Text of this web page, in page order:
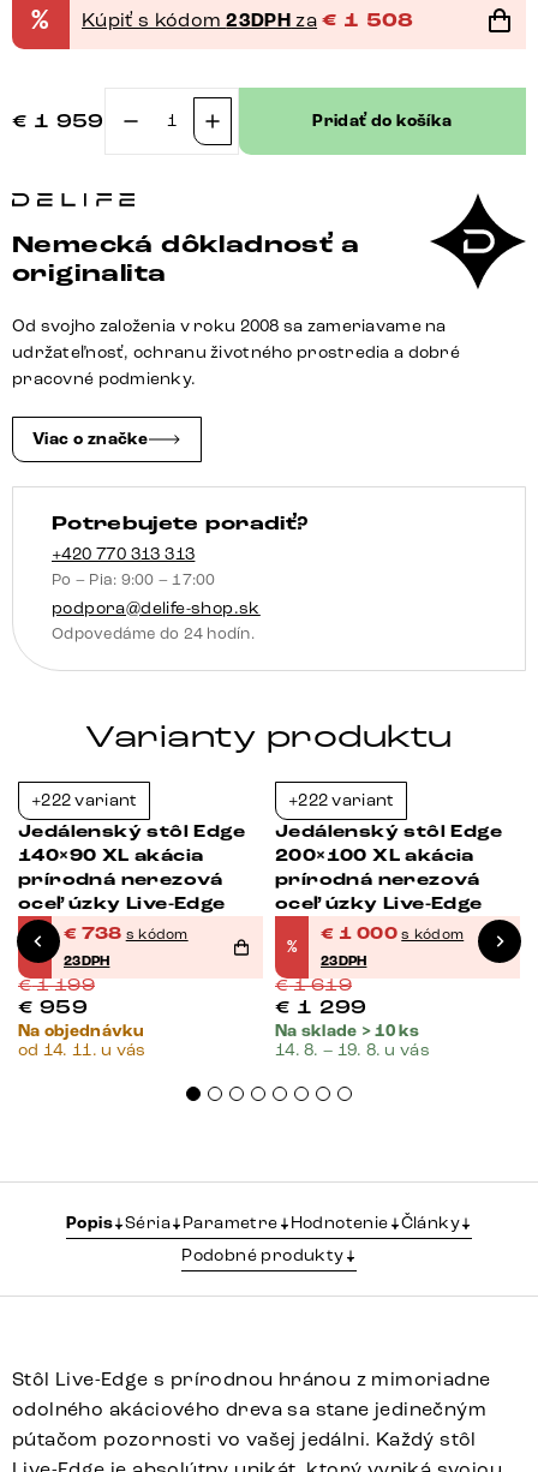
% Kúpiť s kódom23DPH za € 1 508
€ 1 959
množstvo
stôl
200x100
akácia
hnedá
podstava
v
W
kov
efektová
povrchová
úprava
titán
Live-
Edge
Pridať do košíka
Nemecká dôkladnosť a
originalita
Od svojho založenia v roku 2008 sa zameriavame na
udržateľnosť, ochranu životného prostredia a dobré
pracovné podmienky.
Viac o značke
Potrebujete poradiť?
+420 770 313 313
Po – Pia: 9:00 – 17:00
podpora@delife-shop.sk
Odpovedáme do 24 hodín.
Varianty produktu
+222 variant
Jedálenský stôl Edge
140×90 XL akácia
prírodná nerezová
oceľ úzky Live-Edge
%
€ 738 s kódom
23DPH
€1 199
€ 959
Na objednávku
od 14. 11. u vás
+222 variant
Jedálenský stôl Edge
200×100 XL akácia
prírodná nerezová
oceľ úzky Live-Edge
%
€ 1 000 s kódom
23DPH
€1 619
€ 1 299
Na sklade > 10 ks
14. 8. – 19. 8. u vás
Popis Séria Parametre Hodnotenie
Články
Podobné produkty
Stôl Live-Edge s prírodnou hránou z mimoriadne
odolného akáciového dreva sa stane jedinečným
pútačom pozornosti vo vašej jedálni. Každý stôl